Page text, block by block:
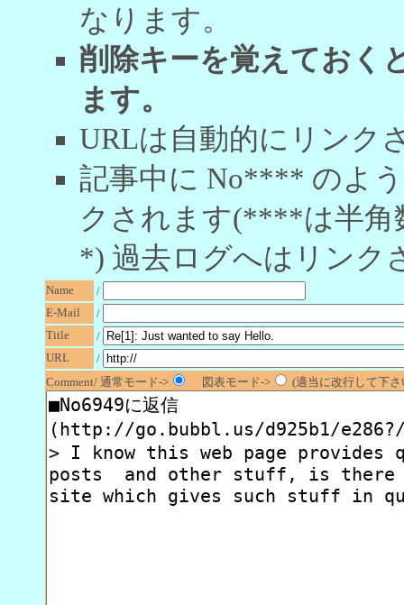
なります。
削除キーを覚えておく
ます。
URLは自動的にリンク
記事中に No**** のよ
クされます(****は半角
*) 過去ログへはリンク
Name
/
E-Mail
/
Title
/
URL
/
Comment/ 通常モード->
図表モード-> (適当に改行して下